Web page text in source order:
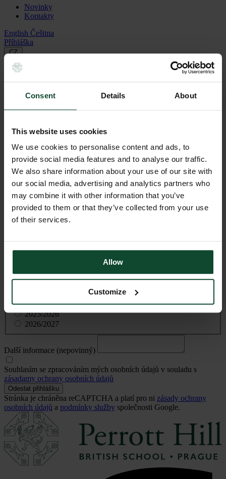
Consent Details About
This website uses cookies
We use cookies to personalise content and ads, to
provide social media features and to analyse our traffic.
We also share information about your use of our site with
our social media, advertising and analytics partners who
may combine it with other information that you’ve
provided to them or that they’ve collected from your use
of their services.
Allow
Customize
Novinky
Kontakty
English Čeština
Příhláška
CZ
📰Nový článek:Výběr mateřské školy nebo jeslí v Praze.Čtěte
Přihláška
Jméno rodiče nebo zákonného zástupce
E-mail
Telefon
Preferovaný způsob komunikace
E-mail
Telefon
V případě předškolního věku uveďte, zda vaše dítě ještě
nenavštěvuje žádnou školu.
2025/2026
2026/2027
Další informace (nepovinný)
Souhlasím se zpracováním mých osobních údajů v souladu s
zásadamy ochrany osobních údajů
Odeslat přihlášku
Stránka je chráněna reCAPTCHA a platí pro ni zásady ochrany
osobních údajů a podmínky služby společnosti Google.